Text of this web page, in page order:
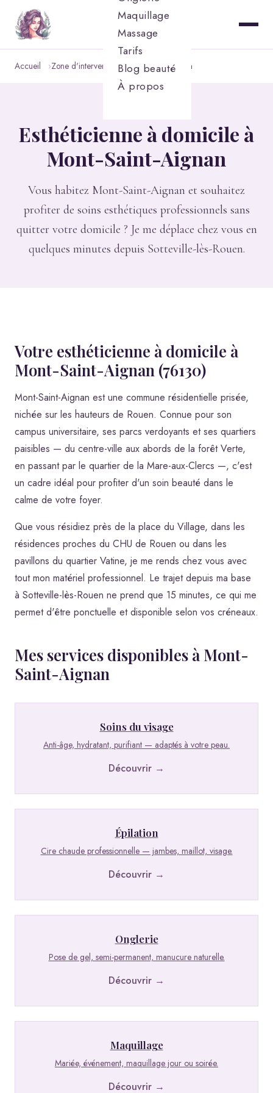
Maquillage
Massage
Tarifs
Blog beauté
À propos
Accueil Zone d'intervention Mont-Saint-Aignan
Esthéticienne à domicile à
Mont-Saint-Aignan
Vous habitez Mont-Saint-Aignan et souhaitez
profiter de soins esthétiques professionnels sans
quitter votre domicile ? Je me déplace chez vous en
quelques minutes depuis Sotteville-lès-Rouen.
Votre esthéticienne à domicile à
Mont-Saint-Aignan (76130)
Mont-Saint-Aignan est une commune résidentielle prisée,
nichée sur les hauteurs de Rouen. Connue pour son
campus universitaire, ses parcs verdoyants et ses quartiers
paisibles — du centre-ville aux abords de la forêt Verte,
en passant par le quartier de la Mare-aux-Clercs —, c'est
un cadre idéal pour profiter d'un soin beauté dans le
calme de votre foyer.
Que vous résidiez près de la place du Village, dans les
résidences proches du CHU de Rouen ou dans les
pavillons du quartier Vatine, je me rends chez vous avec
tout mon matériel professionnel. Le trajet depuis ma base
à Sotteville-lès-Rouen ne prend que 15 minutes, ce qui me
permet d'être ponctuelle et disponible selon vos créneaux.
Mes services disponibles à Mont-
Saint-Aignan
Soins du visage
Anti-âge, hydratant, purifiant — adaptés à votre peau.
Découvrir →
Épilation
Cire chaude professionnelle — jambes, maillot, visage.
Découvrir →
Onglerie
Pose de gel, semi-permanent, manucure naturelle.
Découvrir →
Maquillage
Mariée, événement, maquillage jour ou soirée.
Découvrir →